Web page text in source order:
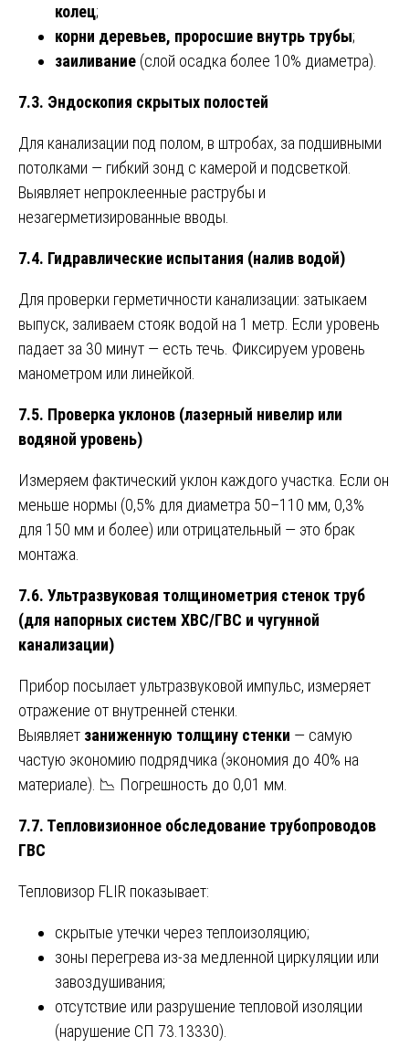
колец;
корни деревьев, проросшие внутрь трубы;
заиливание (слой осадка более 10% диаметра).
7.3. Эндоскопия скрытых полостей
Для канализации под полом, в штробах, за подшивными
потолками — гибкий зонд с камерой и подсветкой.
Выявляет непроклеенные раструбы и
незагерметизированные вводы.
7.4. Гидравлические испытания (налив водой)
Для проверки герметичности канализации: затыкаем
выпуск, заливаем стояк водой на 1 метр. Если уровень
падает за 30 минут — есть течь. Фиксируем уровень
манометром или линейкой.
7.5. Проверка уклонов (лазерный нивелир или
водяной уровень)
Измеряем фактический уклон каждого участка. Если он
меньше нормы (0,5% для диаметра 50–110 мм, 0,3%
для 150 мм и более) или отрицательный — это брак
монтажа.
7.6. Ультразвуковая толщинометрия стенок труб
(для напорных систем ХВС/ГВС и чугунной
канализации)
Прибор посылает ультразвуковой импульс, измеряет
отражение от внутренней стенки.
Выявляет заниженную толщину стенки — самую
частую экономию подрядчика (экономия до 40% на
материале). 📉 Погрешность до 0,01 мм.
7.7. Тепловизионное обследование трубопроводов
ГВС
Тепловизор FLIR показывает:
скрытые утечки через теплоизоляцию;
зоны перегрева из-за медленной циркуляции или
завоздушивания;
отсутствие или разрушение тепловой изоляции
(нарушение СП 73.13330).